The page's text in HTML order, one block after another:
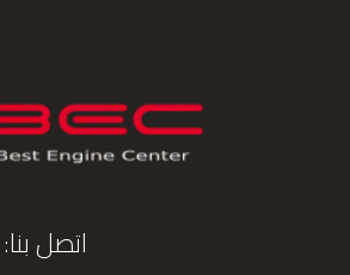
اتصل بنا: